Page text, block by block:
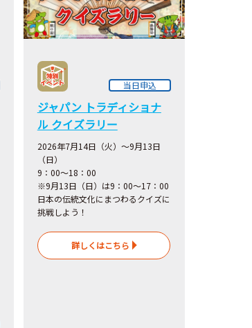
当日申込
ジャパン トラディショナ
ル クイズラリー
2026年7月14日（火）～9月13日
（日）
9：00～18：00
※9月13日（日）は9：00～17：00
日本の伝統文化にまつわるクイズに
挑戦しよう！
詳しくはこちら